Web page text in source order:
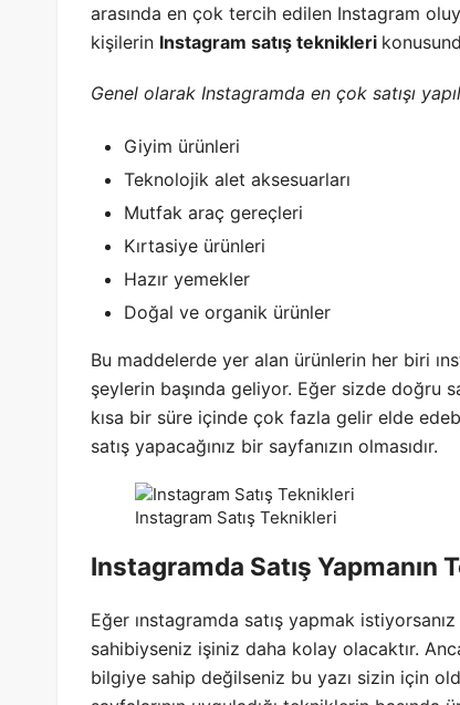
arasında en çok tercih edilen Instagram
kişilerin Instagram satış teknikleri
Genel olarak Instagramda en çok satışı
Giyim ürünleri
Teknolojik alet aksesuarları
Mutfak araç gereçleri
Kırtasiye ürünleri
Hazır yemekler
Doğal ve organik ürünler
Bu maddelerde yer alan ürünlerin her biri
şeylerin başında geliyor. Eğer sizde doğru
kısa bir süre içinde çok fazla gelir elde
satış yapacağınız bir sayfanızın olmasıdır.
Instagram Satış Teknikleri
Instagramda Satış Yapmanın
Eğer ınstagramda satış yapmak
sahibiyseniz işiniz daha kolay olacaktır.
bilgiye sahip değilseniz bu yazı sizin için